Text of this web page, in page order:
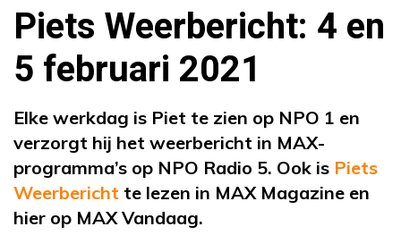
Piets Weerbericht: 4 en
5 februari 2021
Elke werkdag is Piet te zien op NPO 1 en
verzorgt hij het weerbericht in MAX-
programma’s op NPO Radio 5. Ook is Piets
Weerbericht te lezen in MAX Magazine en
hier op MAX Vandaag.